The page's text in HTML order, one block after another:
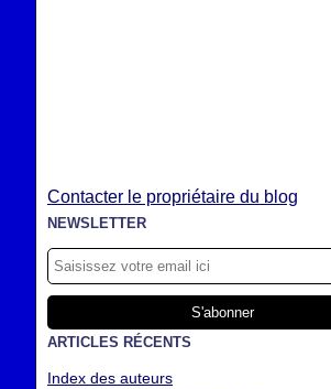
Contacter le propriétaire du blog
NEWSLETTER
ARTICLES RÉCENTS
Index des auteurs